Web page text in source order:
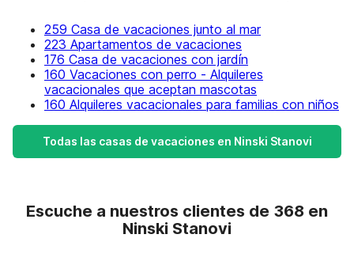
259 Casa de vacaciones junto al mar
223 Apartamentos de vacaciones
176 Casa de vacaciones con jardín
160 Vacaciones con perro - Alquileres
vacacionales que aceptan mascotas
160 Alquileres vacacionales para familias con niños
Todas las casas de vacaciones en Ninski Stanovi
Escuche a nuestros clientes de 368 en
Ninski Stanovi